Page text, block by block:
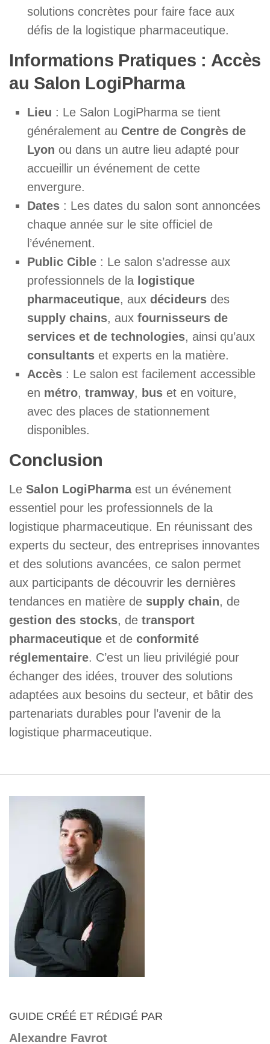
solutions concrètes pour faire face aux
défis de la logistique pharmaceutique.
Informations Pratiques : Accès
au Salon LogiPharma
Lieu : Le Salon LogiPharma se tient
généralement au Centre de Congrès de
Lyon ou dans un autre lieu adapté pour
accueillir un événement de cette
envergure.
Dates : Les dates du salon sont annoncées
chaque année sur le site officiel de
l’événement.
Public Cible : Le salon s’adresse aux
professionnels de la logistique
pharmaceutique, aux décideurs des
supply chains, aux fournisseurs de
services et de technologies, ainsi qu’aux
consultants et experts en la matière.
Accès : Le salon est facilement accessible
en métro, tramway, bus et en voiture,
avec des places de stationnement
disponibles.
Conclusion
Le Salon LogiPharmaest un événement
essentiel pour les professionnels de la
logistique pharmaceutique. En réunissant des
experts du secteur, des entreprises innovantes
et des solutions avancées, ce salon permet
aux participants de découvrir les dernières
tendances en matière de supply chain, de
gestion des stocks, de transport
pharmaceutique et de conformité
réglementaire. C’est un lieu privilégié pour
échanger des idées, trouver des solutions
adaptées aux besoins du secteur, et bâtir des
partenariats durables pour l’avenir de la
logistique pharmaceutique.
GUIDE CRÉÉ ET RÉDIGÉ PAR
Alexandre Favrot